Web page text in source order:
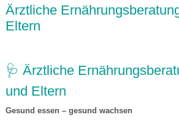
Ärztliche
Eltern
🩺 Ärztliche
und Eltern
Gesund essen – gesund wachsen